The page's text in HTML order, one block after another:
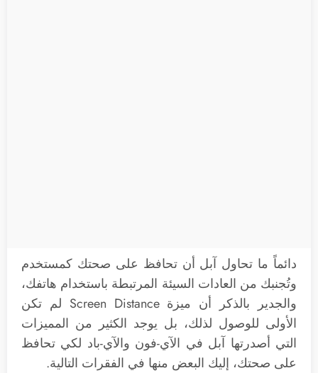
دائماً ما تحاول آبل أن تحافظ على صحتك كمستخدم
وتُجنبك من العادات السيئة المرتبطة باستخدام هاتفك،
والجدير بالذكر أن ميزة Screen Distance لم تكن
الأولى للوصول لذلك، بل يوجد الكثير من المميزات
التي أصدرتها آبل في الآي-فون والآي-باد لكي تحافظ
على صحتك، إليك البعض منها في الفقرات التالية.